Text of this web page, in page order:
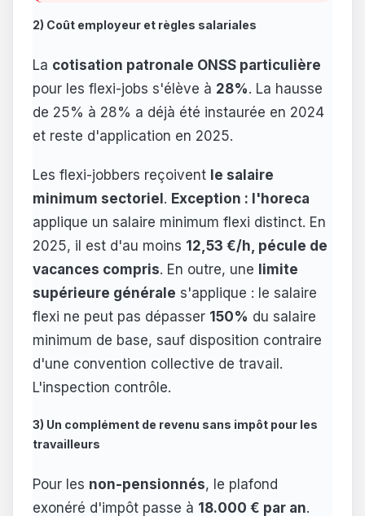
2) Coût employeur et règles salariales
La cotisation patronale ONSS particulière
pour les flexi-jobs s'élève à 28%. La hausse
de 25% à 28% a déjà été instaurée en 2024
et reste d'application en 2025.
Les flexi-jobbers reçoivent le salaire
minimum sectoriel. Exception : l'horeca
applique un salaire minimum flexi distinct. En
2025, il est d'au moins 12,53 €/h, pécule de
vacances compris. En outre, une limite
supérieure générale s'applique : le salaire
flexi ne peut pas dépasser 150% du salaire
minimum de base, sauf disposition contraire
d'une convention collective de travail.
L'inspection contrôle.
3) Un complément de revenu sans impôt pour les
travailleurs
Pour les non-pensionnés, le plafond
exonéré d'impôt passe à 18.000 € par an.